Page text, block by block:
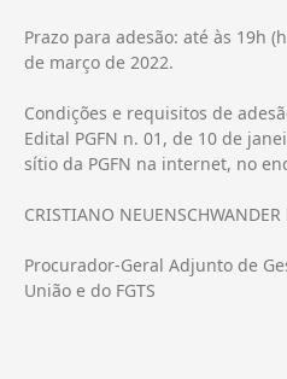
Prazo para adesão: até às 19h
de março de 2022.
Condições e requisitos de
Edital PGFN n. 01, de 10 de
sítio da PGFN na internet, no
CRISTIANO
Procurador-Geral Adjunto de
União e do FGTS